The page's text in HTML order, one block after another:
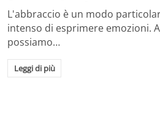
L'abbraccio è un modo
intenso di esprimere emozioni.
possiamo…
Leggi di più